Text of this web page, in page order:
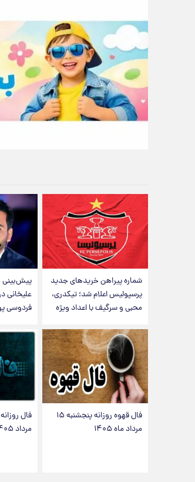
شماره پیراهن خریدهای جدید
پرسپولیس اعلام شد؛ تیکدری،
محبی و سرگیف با اعداد ویژه
پیش‌بینی
علیخانی
فردوسی
فال قهوه روزانه پنجشنبه ۱۵
مرداد ماه ۱۴۰۵
مرداد ۱۴۰۵